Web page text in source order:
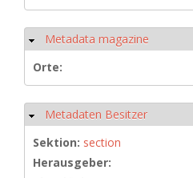
Ausblenden
Metadata magazine
Orte:
Ausblenden
Metadaten Besitzer
Sektion: section
Herausgeber: